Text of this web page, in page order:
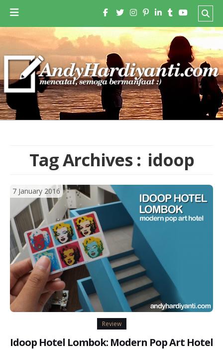
Tag Archives : idoop
7 January 2016
Review
Idoop Hotel Lombok: Modern Pop Art Hotel